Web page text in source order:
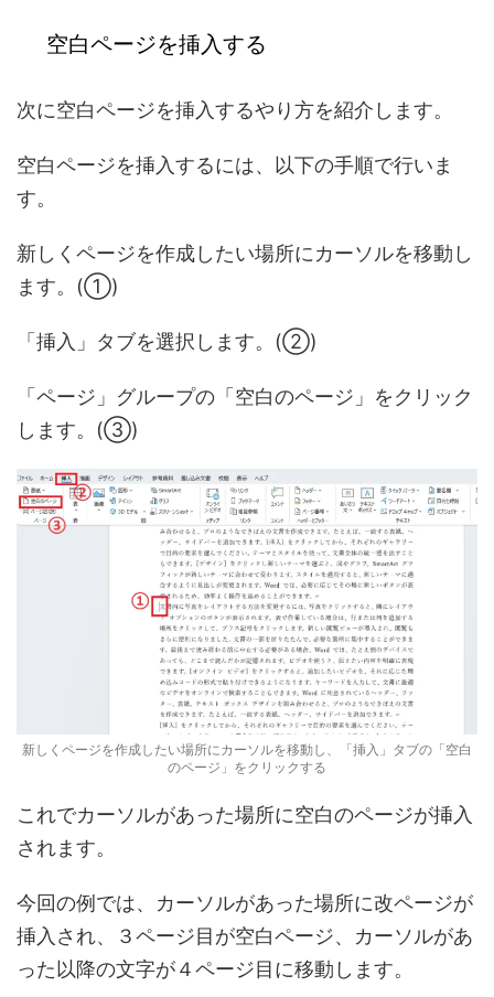
空白ページを挿入する
次に空白ページを挿入するやり方を紹介します。
空白ページを挿入するには、以下の手順で行いま
す。
新しくページを作成したい場所にカーソルを移動し
ます。(①)
「挿入」タブを選択します。(②)
「ページ」グループの「空白のページ」をクリック
します。(③)
新しくページを作成したい場所にカーソルを移動し、「挿入」タブの「空白
のページ」をクリックする
これでカーソルがあった場所に空白のページが挿入
されます。
今回の例では、カーソルがあった場所に改ページが
挿入され、３ページ目が空白ページ、カーソルがあ
った以降の文字が４ページ目に移動します。